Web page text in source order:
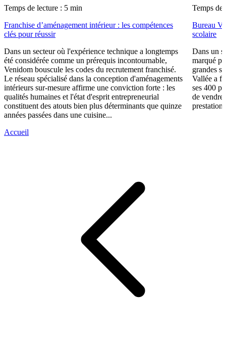
Temps de lecture : 5 min
Franchise d’aménagement intérieur : les compétences
clés pour réussir
Dans un secteur où l'expérience technique a longtemps
été considérée comme un prérequis incontournable,
Venidom bouscule les codes du recrutement franchisé.
Le réseau spécialisé dans la conception d'aménagements
intérieurs sur-mesure affirme une conviction forte : les
qualités humaines et l'état d'esprit entrepreneurial
constituent des atouts bien plus déterminants que quinze
années passées dans une cuisine...
Temps de
Bureau
scolaire
Dans un
marqué
grandes
Vallée a
ses 400
de vendre
Accueil